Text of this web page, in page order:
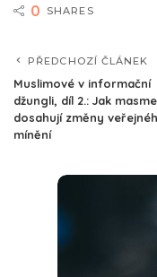
0 SHARES
PŘEDCHOZÍ ČLÁNEK
Muslimové v informační
džungli, díl 2.: Jak
dosahují změny
mínění